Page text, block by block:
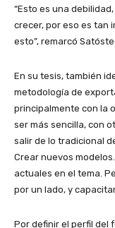
“Esto es una
crecer, por eso es tan
esto”, remarcó
En su tesis, también
metodología de
principalmente con la
ser más sencilla, con
salir de lo tradicional
Crear nuevos
actuales en el tema.
por un lado, y
Por definir el perfil del